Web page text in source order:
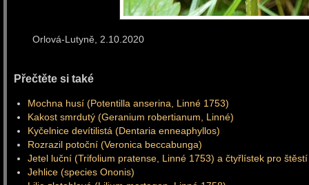
Orlová-Lutyně,
Přečtěte si také
Mochna husí (Potentilla anserina, Linné 1753)
Kakost smrdutý (Geranium robertianum, Linné)
Kyčelnice devítilistá (Dentaria enneaphyllos)
Rozrazil potoční (Veronica beccabunga)
Jetel luční (Trifolium pratense, Linné 1753) a čtyřlístek pro štěstí
Jehlice (species Ononis)